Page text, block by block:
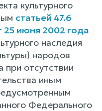
культурного
статьей 47.6
25 июня 2002 года
наследия
народов
при отсутствии
иным
Федерального